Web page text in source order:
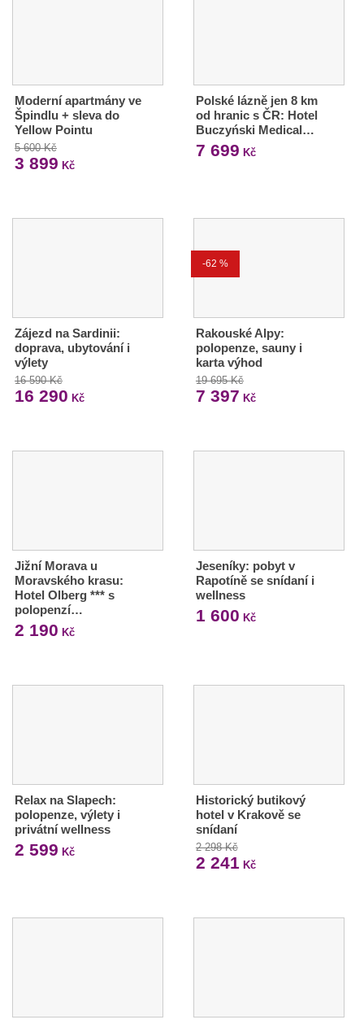
Moderní apartmány ve
Špindlu + sleva do
Yellow Pointu
5 600 Kč
3 899 Kč
Polské lázně jen 8 km
od hranic s ČR: Hotel
Buczyński Medical…
7 699 Kč
Zájezd na Sardinii:
doprava, ubytování i
výlety
16 590 Kč
16 290 Kč
-62 %
Rakouské Alpy:
polopenze, sauny i
karta výhod
19 695 Kč
7 397 Kč
Jižní Morava u
Moravského krasu:
Hotel Olberg *** s
polopenzí…
2 190 Kč
Jeseníky: pobyt v
Rapotíně se snídaní i
wellness
1 600 Kč
Relax na Slapech:
polopenze, výlety i
privátní wellness
2 599 Kč
Historický butikový
hotel v Krakově se
snídaní
2 298 Kč
2 241 Kč